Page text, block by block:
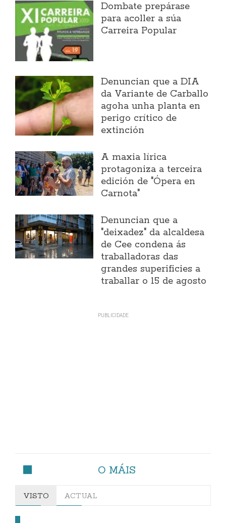
Dombate prepárase
para acoller a súa
Carreira Popular
Denuncian que a DIA
da Variante de Carballo
agoha unha planta en
perigo crítico de
extinción
A maxia lírica
protagoniza a terceira
edición de "Ópera en
Carnota"
Denuncian que a
"deixadez" da alcaldesa
de Cee condena ás
traballadoras das
grandes superificies a
traballar o 15 de agosto
O MÁIS
VISTO ACTUAL